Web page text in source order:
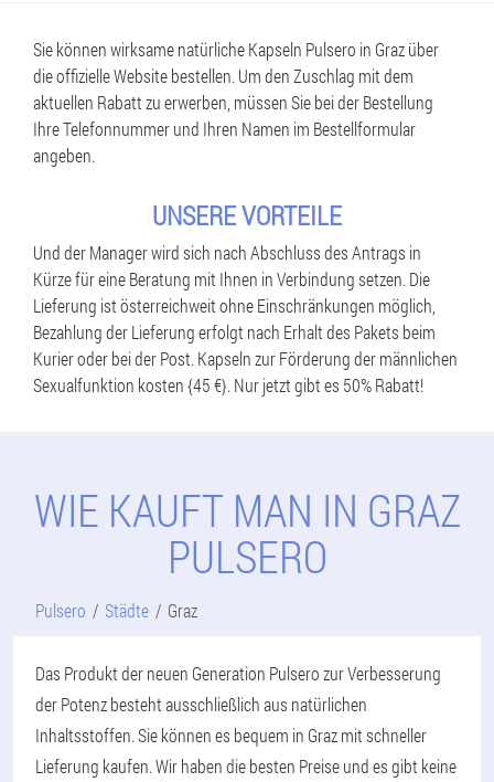
Sie können wirksame natürliche Kapseln Pulsero in Graz über
die offizielle Website bestellen. Um den Zuschlag mit dem
aktuellen Rabatt zu erwerben, müssen Sie bei der Bestellung
Ihre Telefonnummer und Ihren Namen im Bestellformular
angeben.
UNSERE VORTEILE
Und der Manager wird sich nach Abschluss des Antrags in
Kürze für eine Beratung mit Ihnen in Verbindung setzen. Die
Lieferung ist österreichweit ohne Einschränkungen möglich,
Bezahlung der Lieferung erfolgt nach Erhalt des Pakets beim
Kurier oder bei der Post. Kapseln zur Förderung der männlichen
Sexualfunktion kosten {45 €}. Nur jetzt gibt es 50% Rabatt!
WIE KAUFT MAN IN GRAZ
PULSERO
Pulsero Städte Graz
Das Produkt der neuen Generation Pulsero zur Verbesserung
der Potenz besteht ausschließlich aus natürlichen
Inhaltsstoffen. Sie können es bequem in Graz mit schneller
Lieferung kaufen. Wir haben die besten Preise und es gibt keine